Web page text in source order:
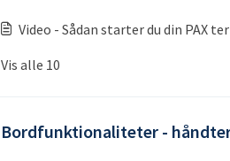
Video - Sådan starter du din PAX
Vis alle 10
Bordfunktionaliteter -